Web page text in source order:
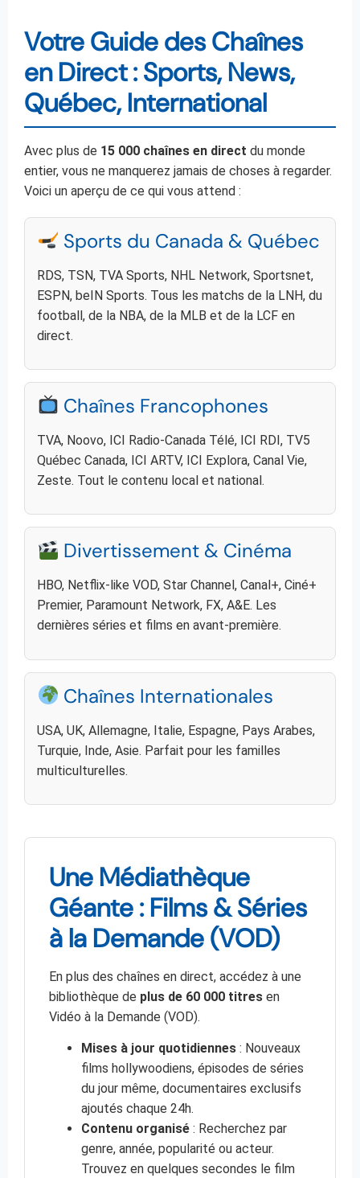
Votre Guide des Chaînes
en Direct : Sports, News,
Québec, International
Avec plus de 15 000 chaînes en direct du monde
entier, vous ne manquerez jamais de choses à regarder.
Voici un aperçu de ce qui vous attend :
Sports du Canada & Québec
RDS, TSN, TVA Sports, NHL Network, Sportsnet,
ESPN, beIN Sports. Tous les matchs de la LNH, du
football, de la NBA, de la MLB et de la LCF en
direct.
Chaînes Francophones
TVA, Noovo, ICI Radio-Canada Télé, ICI RDI, TV5
Québec Canada, ICI ARTV, ICI Explora, Canal Vie,
Zeste. Tout le contenu local et national.
Divertissement & Cinéma
HBO, Netflix-like VOD, Star Channel, Canal+, Ciné+
Premier, Paramount Network, FX, A&E. Les
dernières séries et films en avant-première.
Chaînes Internationales
USA, UK, Allemagne, Italie, Espagne, Pays Arabes,
Turquie, Inde, Asie. Parfait pour les familles
multiculturelles.
Une Médiathèque
Géante : Films & Séries
à la Demande (VOD)
En plus des chaînes en direct, accédez à une
bibliothèque de plus de 60 000 titres en
Vidéo à la Demande (VOD).
Mises à jour quotidiennes : Nouveaux
films hollywoodiens, épisodes de séries
du jour même, documentaires exclusifs
ajoutés chaque 24h.
Contenu organisé : Recherchez par
genre, année, popularité ou acteur.
Trouvez en quelques secondes le film